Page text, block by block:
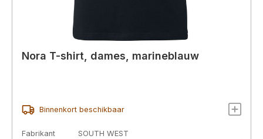
Nora T-shirt, dames, marineblauw
Binnenkort beschikbaar
Fabrikant
SOUTH WEST